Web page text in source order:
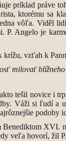
príklad práve
ktorému sa
vôľa.
Angelo je
krížu, vzťah k
milovať
tešil novice i
Váži si ľudí
podoby
veľa hovorí, žil